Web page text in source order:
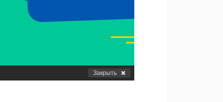
Закрыть